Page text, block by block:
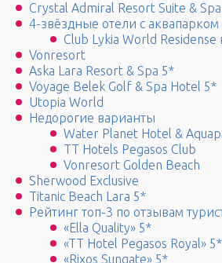
Crystal Admiral Resort Suite &
4-звёздные отели с аквапарком
Club Lykia World
Vonresort
Aska Lara Resort & Spa 5*
Voyage Belek Golf & Spa Hotel 5*
Utopia World
Недорогие варианты
Water Planet Hotel &
TT Hotels Pegasos Club
Vonresort Golden Beach
Sherwood Exclusive
Titanic Beach Lara 5*
Рейтинг топ-3 по отзывам
«Ella Quality» 5*
«TT Hotel Pegasos Royal» 5*
«Rixos Sungate» 5*